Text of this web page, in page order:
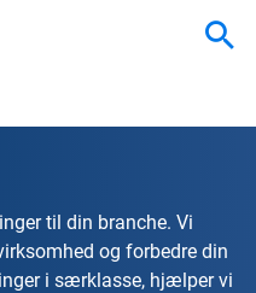
til din branche. Vi
og forbedre din
i særklasse, hjælper vi